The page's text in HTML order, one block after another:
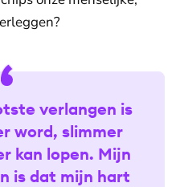
verlangen is
word, slimmer
kan lopen. Mijn
is dat mijn hart